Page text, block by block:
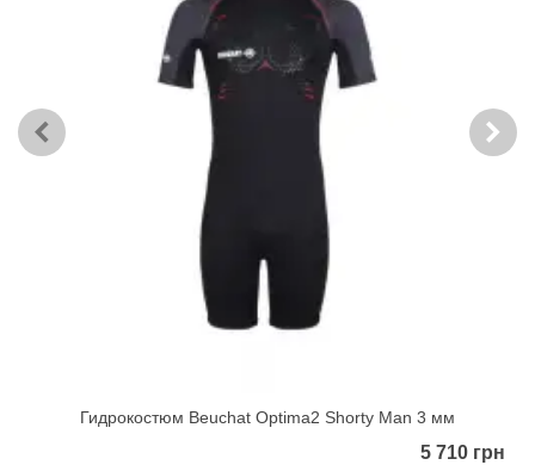
Гидрокостюм Beuchat Optima2 Shorty Man 3 мм
5 710 грн